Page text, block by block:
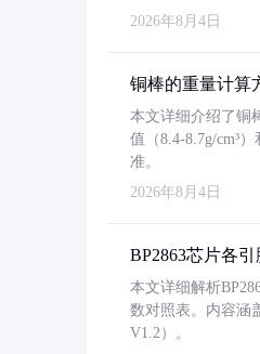
2026年8月4日
铜棒的重量计算
本文详细介绍了铜
值（8.4-8.7g/cm³
准。
2026年8月4日
BP2863芯片各
本文详细解析
数对照表。内容涵
V1.2）。